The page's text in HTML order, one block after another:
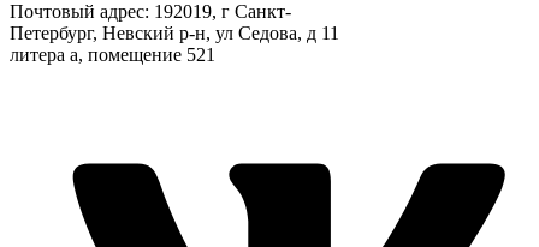
Почтовый адрес: 192019, г Санкт-
Петербург, Невский р-н, ул Седова, д 11
литера а, помещение 521